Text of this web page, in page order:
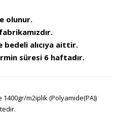
olunur.
alıcıya aittir.
süresi 6 haftadır.
m2iplik (Polyamide(PA))